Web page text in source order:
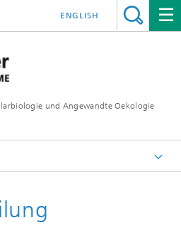
und Angewandte Oekologie
ENGLISH